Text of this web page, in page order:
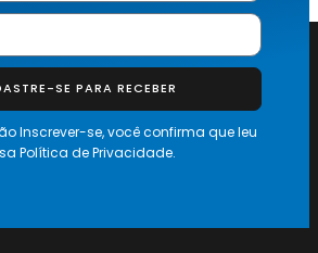
SE PARA RECEBER
Inscrever-se, você confirma que leu
Política de Privacidade.